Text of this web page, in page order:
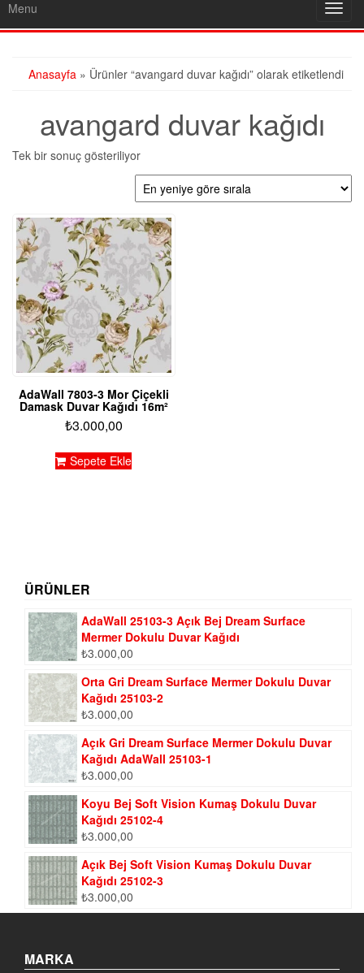
Menu
Anasayfa » Ürünler “avangard duvar kağıdı” olarak etiketlendi
avangard duvar kağıdı
Tek bir sonuç gösteriliyor
AdaWall 7803-3 Mor Çiçekli
Damask Duvar Kağıdı 16m²
₺3.000,00
Sepete Ekle
ÜRÜNLER
AdaWall 25103-3 Açık Bej Dream Surface
Mermer Dokulu Duvar Kağıdı
₺3.000,00
Orta Gri Dream Surface Mermer Dokulu Duvar
Kağıdı 25103-2
₺3.000,00
Açık Gri Dream Surface Mermer Dokulu Duvar
Kağıdı AdaWall 25103-1
₺3.000,00
Koyu Bej Soft Vision Kumaş Dokulu Duvar
Kağıdı 25102-4
₺3.000,00
Açık Bej Soft Vision Kumaş Dokulu Duvar
Kağıdı 25102-3
₺3.000,00
MARKA